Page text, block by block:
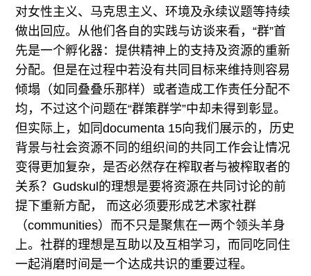
对女性主义、马克思主义、环境及永续议题等持续
做出回应。从他们各自的实践与访谈来看，“群”首
先是一个孵化器：提供精神上的支持及资源的重新
分配。但是在过程中若没有共同目标来维持则容易
倾塌（如同叠叠乐那样）或者造成工作责任分配不
均，不过这个问题在“群策群学”中却未得到彰显。
但实际上，如同documenta 15向我们展示的，历史
背景与社会资源不同的组织间的共同工作会让情况
变得更加复杂，是否必然存在榨取者与被榨取者的
关系？Gudskul的理想是要将资源在共同讨论的前
提下重新方配， 而这必须要形成艺术家社群
（communities）而不只是聚焦在一两个领头羊身
上。社群的理想是互助以及互相学习，而同吃同住
一起消磨时间是一个达成共识的重要过程。